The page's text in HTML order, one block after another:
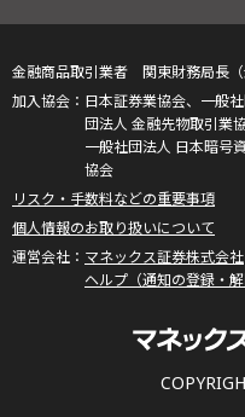
金融商品取引業者 関東財務局長
日本証券業協会、一般
団法人 金融先物取引業協
一般社団法人 日本暗号
協会
リスク・手数料などの重要事項
個人情報のお取り扱いについて
マネックス証券株式会社
ヘルプ（通知の登録・解